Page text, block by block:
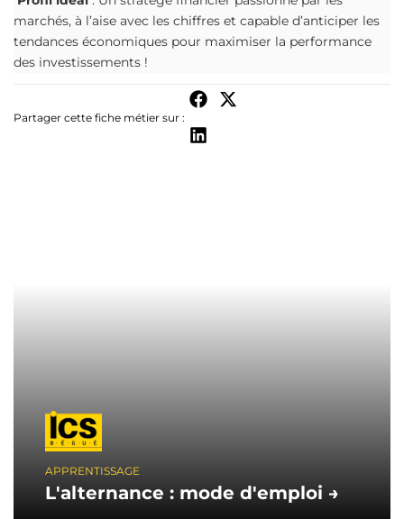
marchés, à l’aise avec les chiffres et capable d’anticiper les
tendances économiques pour maximiser la performance
des investissements !
Partager cette fiche métier sur :
APPRENTISSAGE
L'alternance : mode d'emploi →